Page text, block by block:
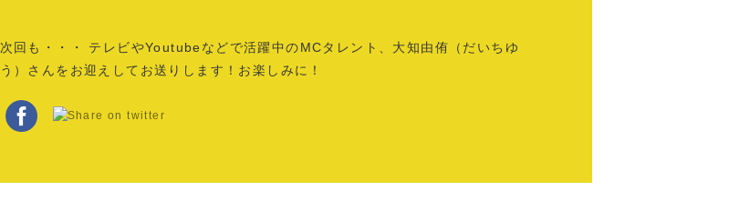
次回も・・・ テレビやYoutubeなどで活躍中のMCタレント、大知由侑（だいちゆ
う）さんをお迎えしてお送りします！お楽しみに！